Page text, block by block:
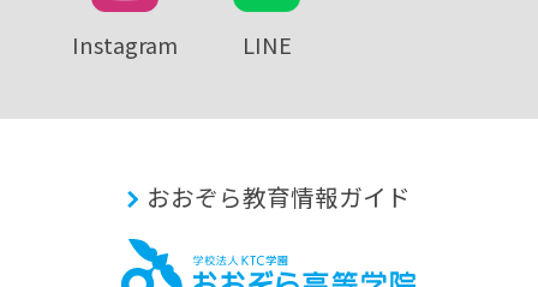
Instagram LINE
おおぞら教育情報ガイド